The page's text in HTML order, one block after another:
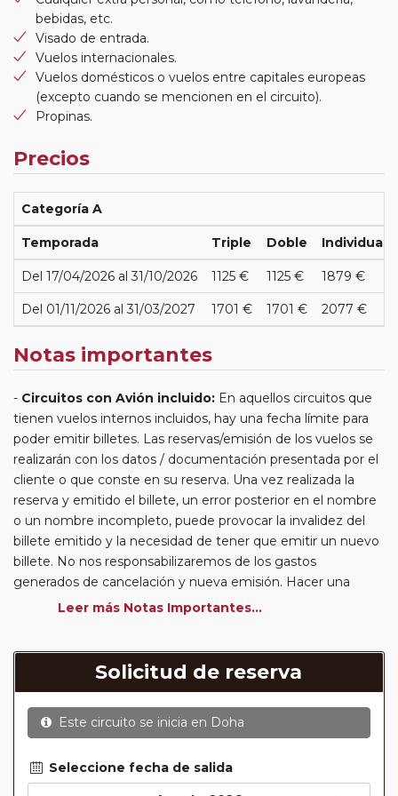
bebidas, etc.
Visado de entrada.
Vuelos internacionales.
Vuelos domésticos o vuelos entre capitales europeas
(excepto cuando se mencionen en el circuito).
Propinas.
Precios
Categoría A
Temporada Triple Doble Individual
Del 17/04/2026 al 31/10/2026 1125 € 1125 € 1879 €
Del 01/11/2026 al 31/03/2027 1701 € 1701 € 2077 €
Notas importantes
Circuitos con Avión incluido: En aquellos circuitos que
tienen vuelos internos incluidos, hay una fecha límite para
poder emitir billetes. Las reservas/emisión de los vuelos se
realizarán con los datos / documentación presentada por el
cliente o que conste en su reserva. Una vez realizada la
reserva y emitido el billete, un error posterior en el nombre
o un nombre incompleto, puede provocar la invalidez del
billete emitido y la necesidad de tener que emitir un nuevo
billete. No nos responsabilizaremos de los gastos
generados de cancelación y nueva emisión. Hacer una
reserva nueva puede implicar la posibilidad de no conseguir
nombre que no coincida con el que aparece en el
un viajero.
Circuitos con Avión / Tren incluidos:
persona. En caso de llevar sobrepeso, deberá abonar
directamente el exceso de equipaje a la compañía aérea en
Leer más Notas Importantes...
Solicitud de reserva
Este circuito se inicia en Doha
Seleccione fecha de salida